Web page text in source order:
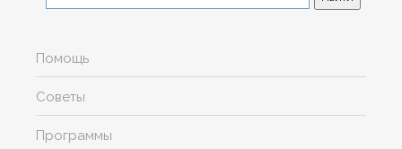
Помощь
Советы
Программы